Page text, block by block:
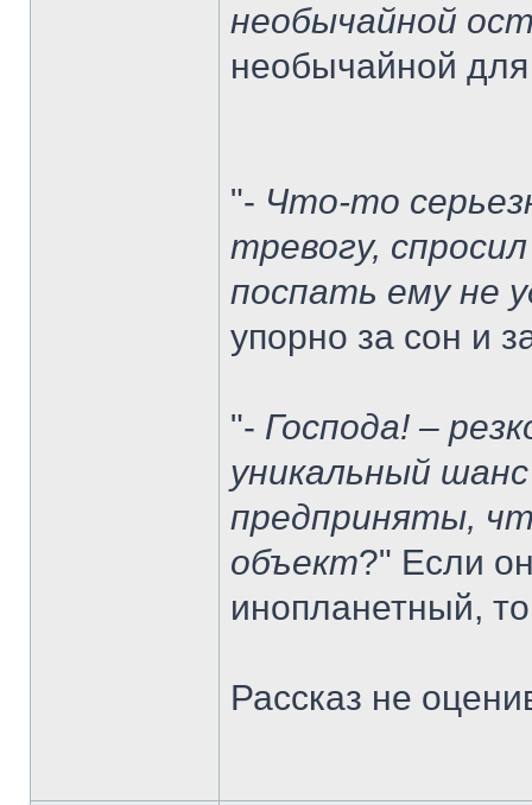
необычайной
необычайной для
"- Что-то
тревогу,
поспать ему не
упорно за сон и
"- Господа! –
уникальный
предприняты,
объект?" Если
инопланетный,
Рассказ не